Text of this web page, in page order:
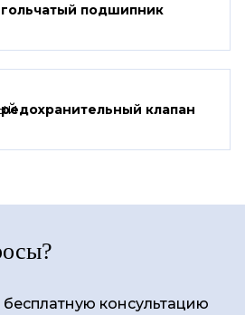
подшипник
клапан
бесплатную консультацию